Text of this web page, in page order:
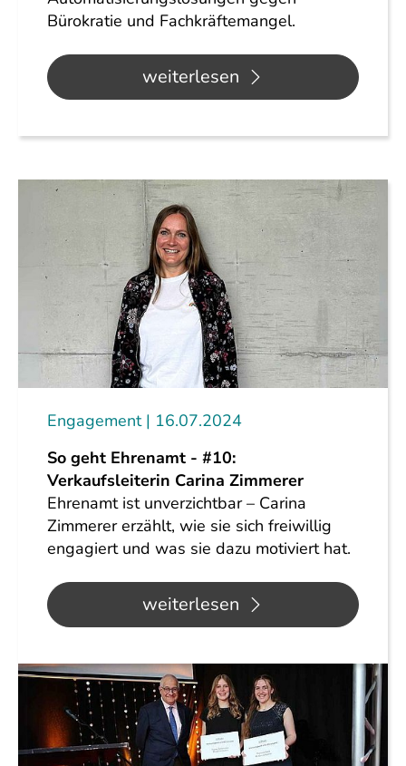
Bürokratie und Fachkräftemangel.
weiterlesen
Engagement
16.07.2024
So geht Ehrenamt - #10:
Verkaufsleiterin Carina Zimmerer
Ehrenamt ist unverzichtbar – Carina
Zimmerer erzählt, wie sie sich freiwillig
engagiert und was sie dazu motiviert hat.
weiterlesen